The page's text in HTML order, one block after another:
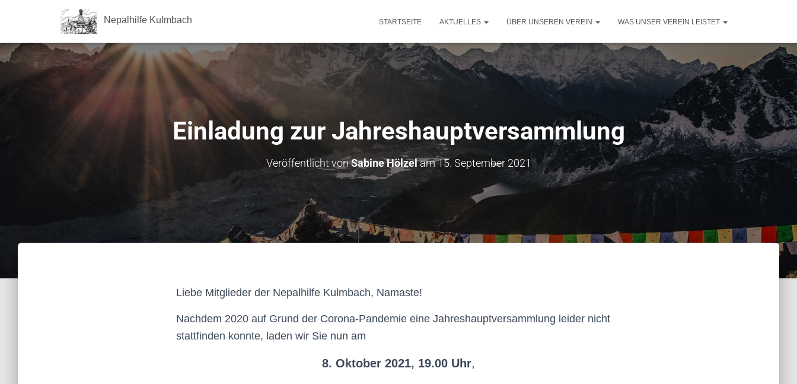
Nepalhilfe Kulmbach STARTSEITE AKTUELLES ÜBER UNSEREN VEREIN WAS UNSER VEREIN LEISTET
Einladung zur Jahreshauptversammlung
Veröffentlicht vonSabine Hölzelam15. September 2021
Liebe Mitglieder der Nepalhilfe Kulmbach, Namaste!
Nachdem 2020 auf Grund der Corona-Pandemie eine Jahreshauptversammlung leider nicht
stattfinden konnte, laden wir Sie nun am
8. Oktober 2021, 19.00 Uhr,